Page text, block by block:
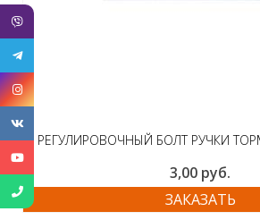
РЕГУЛИРОВОЧНЫЙ БОЛТ РУЧКИ
3,00 руб.
ЗАКАЗАТЬ